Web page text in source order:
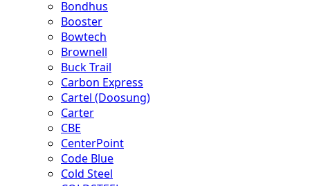
Bondhus
Booster
Bowtech
Brownell
Buck Trail
Carbon Express
Cartel (Doosung)
Carter
CBE
CenterPoint
Code Blue
Cold Steel